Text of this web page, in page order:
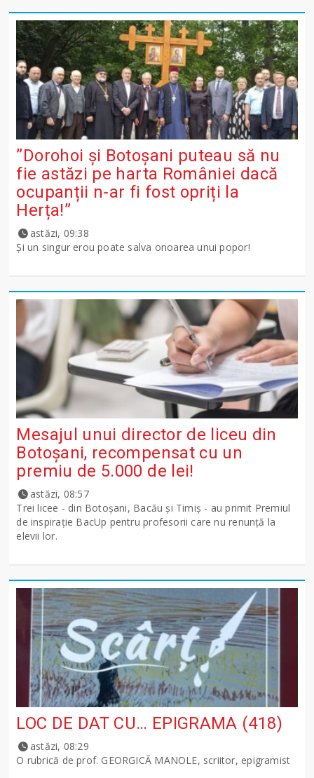
”Dorohoi și Botoșani puteau să nu
fie astăzi pe harta României dacă
ocupanții n-ar fi fost opriți la
Herța!”
astăzi, 09:38
Și un singur erou poate salva onoarea unui popor!
Mesajul unui director de liceu din
Botoșani, recompensat cu un
premiu de 5.000 de lei!
astăzi, 08:57
Trei licee - din Botoșani, Bacău și Timiș - au primit Premiul
de inspirație BacUp pentru profesorii care nu renunță la
elevii lor.
LOC DE DAT CU… EPIGRAMA (418)
astăzi, 08:29
O rubrică de prof. GEORGICĂ MANOLE, scriitor, epigramist